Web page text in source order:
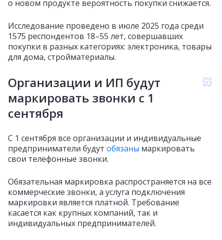
о новом продукте вероятность покупки снижается.
Исследование проведено в июле 2025 года среди
1575 респондентов 18–55 лет, совершавших
покупки в разных категориях: электроника, товары
для дома, стройматериалы.
Организации и ИП будут
маркировать звонки с 1
сентября
С 1 сентября все организации и индивидуальные
предприниматели будут обязаны маркировать
свои телефонные звонки.
Обязательная маркировка распространяется на все
коммерческие звонки, а услуга подключения
маркировки является платной. Требование
касается как крупных компаний, так и
индивидуальных предпринимателей.